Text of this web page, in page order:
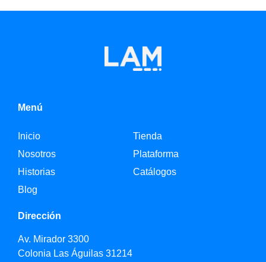
Menú
Inicio
Nosotros
Historias
Blog
Tienda
Plataforma
Catálogos
Dirección
Av. Mirador 3300
Colonia Las Águilas 31214